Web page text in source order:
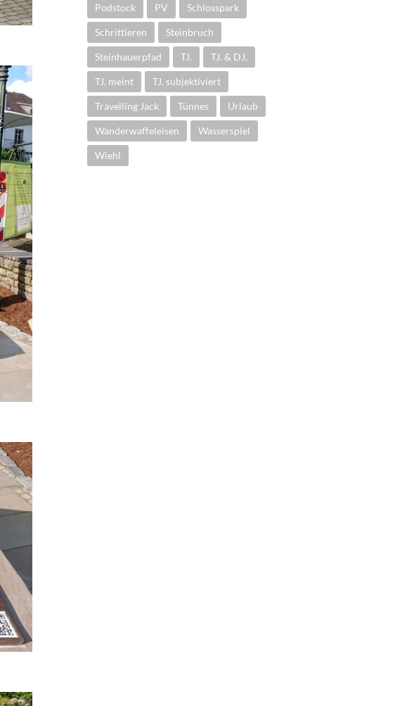
Podstock PV Schlosspark
Schrittieren Steinbruch
Steinhauerpfad TJ. TJ. & DJ.
TJ. meint TJ. subjektiviert
Travelling Jack Tünnes Urlaub
Wanderwaffeleisen Wasserspiel
Wiehl